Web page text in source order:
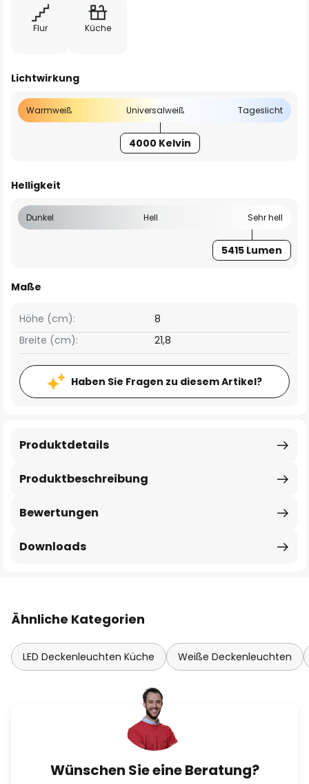
Flur Küche
Lichtwirkung
Warmweiß Universalweiß Tageslicht
4000 Kelvin
Helligkeit
Dunkel Hell Sehr hell
5415 Lumen
Maße
Breite (cm): 21,8
Höhe (cm): 8
Haben Sie Fragen zu diesem Artikel?
Produktbeschreibung
Produktdetails
Bewertungen
Downloads
Ähnliche Kategorien
LED Deckenleuchten Küche Weiße Deckenleuchten
Wünschen Sie eine Beratung?